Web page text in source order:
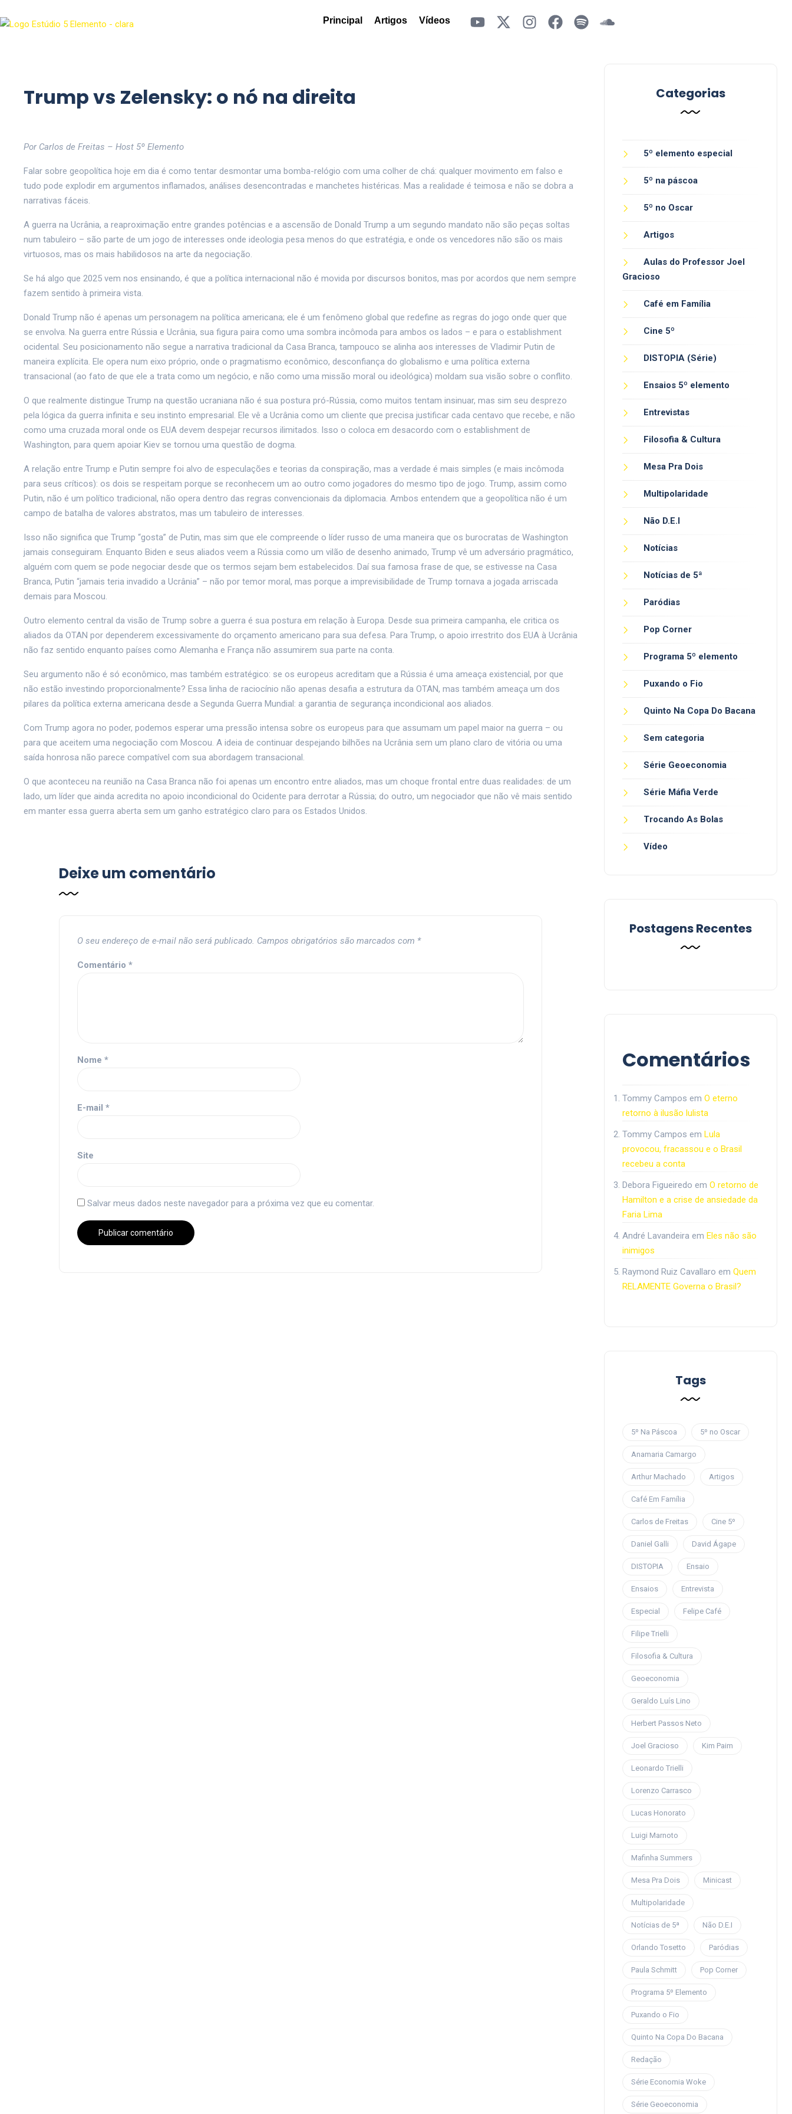
Principal Artigos Vídeos
Trump vs Zelensky: o nó na direita
Por Carlos de Freitas – Host 5º Elemento
Falar sobre geopolítica hoje em dia é como tentar desmontar uma bomba-relógio com uma colher de chá: qualquer movimento em falso e
tudo pode explodir em argumentos inflamados, análises desencontradas e manchetes histéricas. Mas a realidade é teimosa e não se dobra a
narrativas fáceis.
A guerra na Ucrânia, a reaproximação entre grandes potências e a ascensão de Donald Trump a um segundo mandato não são peças soltas
num tabuleiro – são parte de um jogo de interesses onde ideologia pesa menos do que estratégia, e onde os vencedores não são os mais
virtuosos, mas os mais habilidosos na arte da negociação.
Se há algo que 2025 vem nos ensinando, é que a política internacional não é movida por discursos bonitos, mas por acordos que nem sempre
fazem sentido à primeira vista.
Donald Trump não é apenas um personagem na política americana; ele é um fenômeno global que redefine as regras do jogo onde quer que
se envolva. Na guerra entre Rússia e Ucrânia, sua figura paira como uma sombra incômoda para ambos os lados – e para o establishment
ocidental. Seu posicionamento não segue a narrativa tradicional da Casa Branca, tampouco se alinha aos interesses de Vladimir Putin de
maneira explícita. Ele opera num eixo próprio, onde o pragmatismo econômico, desconfiança do globalismo e uma política externa
transacional (ao fato de que ele a trata como um negócio, e não como uma missão moral ou ideológica) moldam sua visão sobre o conflito.
O que realmente distingue Trump na questão ucraniana não é sua postura pró-Rússia, como muitos tentam insinuar, mas sim seu desprezo
pela lógica da guerra infinita e seu instinto empresarial. Ele vê a Ucrânia como um cliente que precisa justificar cada centavo que recebe, e não
como uma cruzada moral onde os EUA devem despejar recursos ilimitados. Isso o coloca em desacordo com o establishment de
Washington, para quem apoiar Kiev se tornou uma questão de dogma.
A relação entre Trump e Putin sempre foi alvo de especulações e teorias da conspiração, mas a verdade é mais simples (e mais incômoda
para seus críticos): os dois se respeitam porque se reconhecem um ao outro como jogadores do mesmo tipo de jogo. Trump, assim como
Putin, não é um político tradicional, não opera dentro das regras convencionais da diplomacia. Ambos entendem que a geopolítica não é um
campo de batalha de valores abstratos, mas um tabuleiro de interesses.
Isso não significa que Trump “gosta” de Putin, mas sim que ele compreende o líder russo de uma maneira que os burocratas de Washington
jamais conseguiram. Enquanto Biden e seus aliados veem a Rússia como um vilão de desenho animado, Trump vê um adversário pragmático,
alguém com quem se pode negociar desde que os termos sejam bem estabelecidos. Daí sua famosa frase de que, se estivesse na Casa
Branca, Putin “jamais teria invadido a Ucrânia” – não por temor moral, mas porque a imprevisibilidade de Trump tornava a jogada arriscada
demais para Moscou.
Outro elemento central da visão de Trump sobre a guerra é sua postura em relação à Europa. Desde sua primeira campanha, ele critica os
aliados da OTAN por dependerem excessivamente do orçamento americano para sua defesa. Para Trump, o apoio irrestrito dos EUA à Ucrânia
não faz sentido enquanto países como Alemanha e França não assumirem sua parte na conta.
Seu argumento não é só econômico, mas também estratégico: se os europeus acreditam que a Rússia é uma ameaça existencial, por que
não estão investindo proporcionalmente? Essa linha de raciocínio não apenas desafia a estrutura da OTAN, mas também ameaça um dos
pilares da política externa americana desde a Segunda Guerra Mundial: a garantia de segurança incondicional aos aliados.
Com Trump agora no poder, podemos esperar uma pressão intensa sobre os europeus para que assumam um papel maior na guerra – ou
para que aceitem uma negociação com Moscou. A ideia de continuar despejando bilhões na Ucrânia sem um plano claro de vitória ou uma
saída honrosa não parece compatível com sua abordagem transacional.
O que aconteceu na reunião na Casa Branca não foi apenas um encontro entre aliados, mas um choque frontal entre duas realidades: de um
lado, um líder que ainda acredita no apoio incondicional do Ocidente para derrotar a Rússia; do outro, um negociador que não vê mais sentido
em manter essa guerra aberta sem um ganho estratégico claro para os Estados Unidos.
Deixe um comentário
O seu endereço de e-mail não será publicado. Campos obrigatórios são marcados com *
Comentário *
Nome *
E-mail *
Site
Salvar meus dados neste navegador para a próxima vez que eu comentar.
Categorias
5º elemento especial
5º na páscoa
5º no Oscar
Artigos
Aulas do Professor Joel
Gracioso
Café em Família
Cine 5º
DISTOPIA (Série)
Ensaios 5º elemento
Entrevistas
Filosofia & Cultura
Mesa Pra Dois
Multipolaridade
Não D.E.I
Notícias
Notícias de 5ª
Paródias
Pop Corner
Programa 5º elemento
Puxando o Fio
Quinto Na Copa Do Bacana
Sem categoria
Série Geoeconomia
Série Máfia Verde
Trocando As Bolas
Vídeo
Postagens Recentes
Comentários
Tommy Campos em O eterno
retorno à ilusão lulista
Tommy Campos em Lula
provocou, fracassou e o Brasil
recebeu a conta
Debora Figueiredo em O retorno de
Hamilton e a crise de ansiedade da
Faria Lima
André Lavandeiraem Eles não são
inimigos
Raymond Ruiz Cavallaro em Quem
RELAMENTE Governa o Brasil?
Tags
5º Na Páscoa 5º no Oscar
Anamaria Camargo
Arthur Machado Artigos
Café Em Família
Carlos de Freitas Cine 5º
Daniel Galli David Ágape
DISTOPIA Ensaio
Ensaios Entrevista
Especial Felipe Café
Filipe Trielli
Filosofia & Cultura
Geoeconomia
Geraldo Luís Lino
Herbert Passos Neto
Joel Gracioso Kim Paim
Leonardo Trielli
Lorenzo Carrasco
Lucas Honorato
Luigi Marnoto
Mafinha Summers
Mesa Pra Dois Minicast
Multipolaridade
Notícias de 5ª Não D.E.I
Orlando Tosetto Paródias
Paula Schmitt Pop Corner
Programa 5º Elemento
Puxando o Fio
Quinto Na Copa Do Bacana
Redação
Série Economia Woke
Série Geoeconomia